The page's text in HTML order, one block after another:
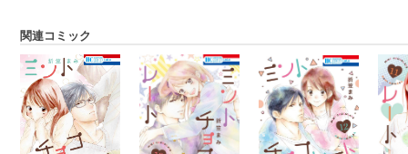
関連コミック